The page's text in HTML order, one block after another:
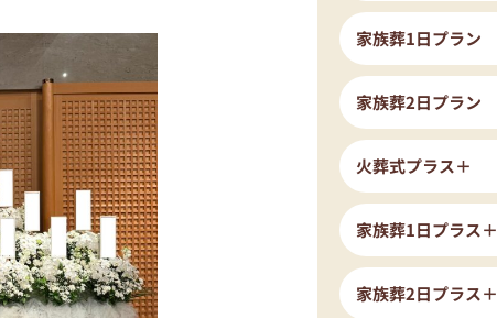
家族葬1日プラン
家族葬2日プラン
火葬式プラス＋
家族葬1日プラス＋
家族葬2日プラス＋